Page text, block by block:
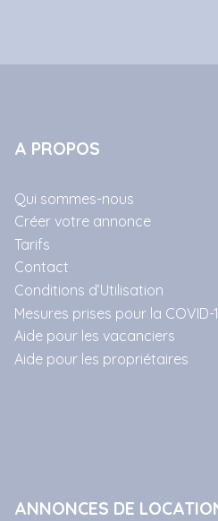
A PROPOS
Qui sommes-nous
Créer votre annonce
Tarifs
Contact
Conditions d’Utilisation
Mesures prises pour la COVID-
Aide pour les vacanciers
Aide pour les propriétaires
ANNONCES DE